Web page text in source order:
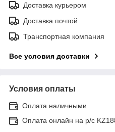
Доставка курьером
Доставка почтой
Транспортная компания
Все условия доставки
Условия оплаты
Оплата наличными
Оплата онлайн на р/с